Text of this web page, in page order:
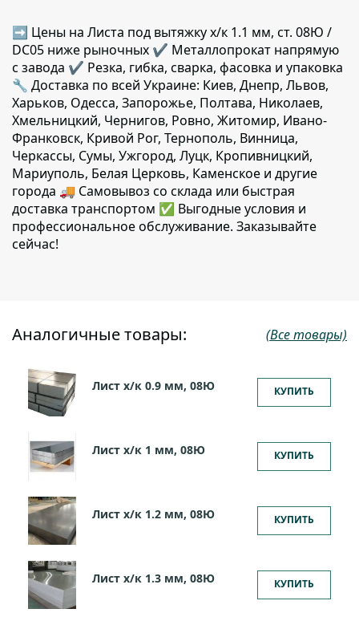
➡ Цены на Листа под вытяжку х/к 1.1 мм, ст. 08Ю /
DC05 ниже рыночных ✔️ Металлопрокат напрямую
с завода ✔️ Резка, гибка, сварка, фасовка и упаковка
🔧 Доставка по всей Украине: Киев, Днепр, Львов,
Харьков, Одесса, Запорожье, Полтава, Николаев,
Хмельницкий, Чернигов, Ровно, Житомир, Ивано-
Франковск, Кривой Рог, Тернополь, Винница,
Черкассы, Сумы, Ужгород, Луцк, Кропивницкий,
Мариуполь, Белая Церковь, Каменское и другие
города 🚚 Самовывоз со склада или быстрая
доставка транспортом ✅ Выгодные условия и
профессиональное обслуживание. Заказывайте
сейчас!
Аналогичные товары: (Все товары)
Лист х/к 0.9 мм, 08Ю КУПИТЬ
Лист х/к 1 мм, 08Ю КУПИТЬ
Лист х/к 1.2 мм, 08Ю КУПИТЬ
Лист х/к 1.3 мм, 08Ю КУПИТЬ